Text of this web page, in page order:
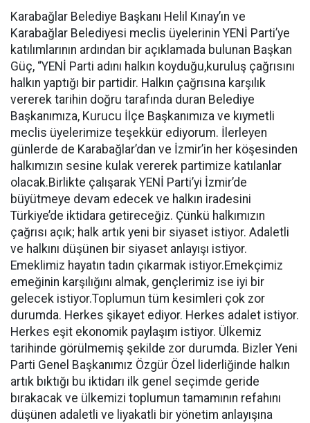
Karabağlar Belediye Başkanı Helil Kınay’ın ve
Karabağlar Belediyesi meclis üyelerinin YENİ Parti’ye
katılımlarının ardından bir açıklamada bulunan Başkan
Güç, “YENİ Parti adını halkın koyduğu,kuruluş çağrısını
halkın yaptığı bir partidir. Halkın çağrısına karşılık
vererek tarihin doğru tarafında duran Belediye
Başkanımıza, Kurucu İlçe Başkanımıza ve kıymetli
meclis üyelerimize teşekkür ediyorum. İlerleyen
günlerde de Karabağlar’dan ve İzmir’in her köşesinden
halkımızın sesine kulak vererek partimize katılanlar
olacak.Birlikte çalışarak YENİ Parti’yi İzmir’de
büyütmeye devam edecek ve halkın iradesini
Türkiye’de iktidara getireceğiz. Çünkü halkımızın
çağrısı açık; halk artık yeni bir siyaset istiyor. Adaletli
ve halkını düşünen bir siyaset anlayışı istiyor.
Emeklimiz hayatın tadın çıkarmak istiyor.Emekçimiz
emeğinin karşılığını almak, gençlerimiz ise iyi bir
gelecek istiyor.Toplumun tüm kesimleri çok zor
durumda. Herkes şikayet ediyor. Herkes adalet istiyor.
Herkes eşit ekonomik paylaşım istiyor. Ülkemiz
tarihinde görülmemiş şekilde zor durumda. Bizler Yeni
Parti Genel Başkanımız Özgür Özel liderliğinde halkın
artık bıktığı bu iktidarı ilk genel seçimde geride
bırakacak ve ülkemizi toplumun tamamının refahını
düşünen adaletli ve liyakatli bir yönetim anlayışına